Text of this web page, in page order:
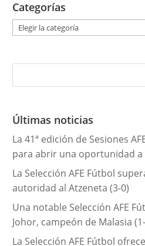
Categorías
g
r
a
s
Últimas noticias
La 41ª edición de Sesiones
para abrir una oportunidad
La Selección AFE Fútbol
autoridad al Atzeneta (3-0)
Una notable Selección AFE
Johor, campeón de Malasia
La Selección AFE Fútbol